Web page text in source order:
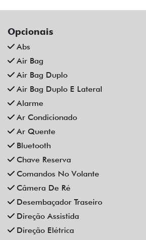
Ar Quente
Chave Reserva
Comandos No Volante
Câmera De Ré
Desembaçador Traseiro
Direção Assistida
Direção Elétrica
Distribuição Eletrônica De Frenagem
Farol De Led
Farol De Neblina
Limpador Traseiro
Para-Choques Na Cor Do Veículo
Pintura Metálica
Rodas De Liga Leve
Som Original
Trava Elétrica